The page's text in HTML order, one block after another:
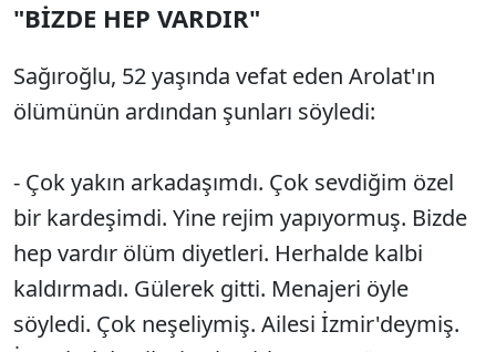
"BİZDE HEP VARDIR"
Sağıroğlu, 52 yaşında vefat eden Arolat'ın
ölümünün ardından şunları söyledi:
- Çok yakın arkadaşımdı. Çok sevdiğim özel
bir kardeşimdi. Yine rejim yapıyormuş. Bizde
hep vardır ölüm diyetleri. Herhalde kalbi
kaldırmadı. Gülerek gitti. Menajeri öyle
söyledi. Çok neşeliymiş. Ailesi İzmir'deymiş.